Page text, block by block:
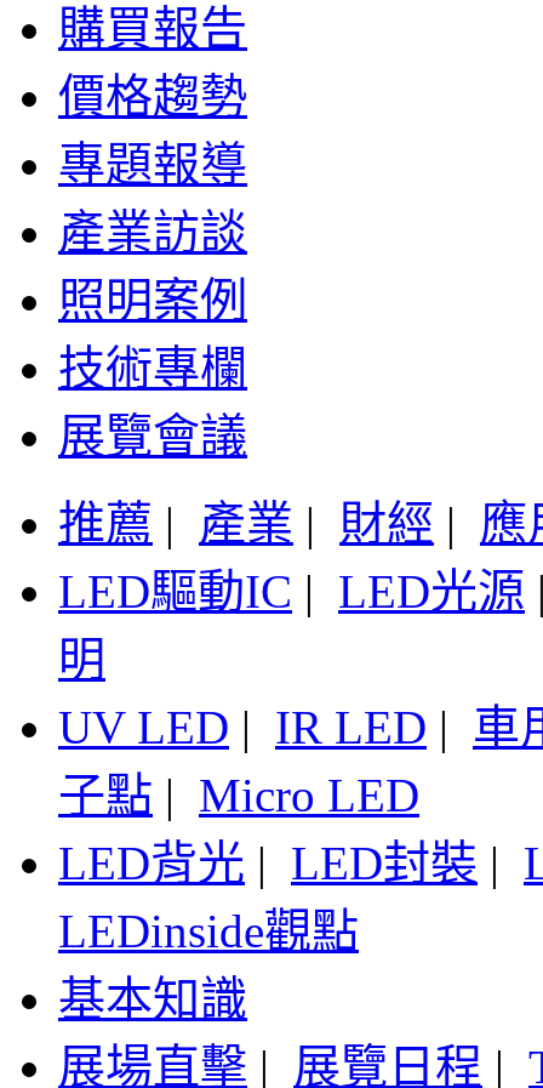
購買報告
價格趨勢
專題報導
產業訪談
照明案例
技術專欄
展覽會議
推薦 | 產業 | 財經 | 應
LED驅動IC | LED光源
明
UV LED | IR LED | 車
子點 | Micro LED
LED背光 | LED封裝 |
LEDinside觀點
基本知識
展場直擊 | 展覽日程 |